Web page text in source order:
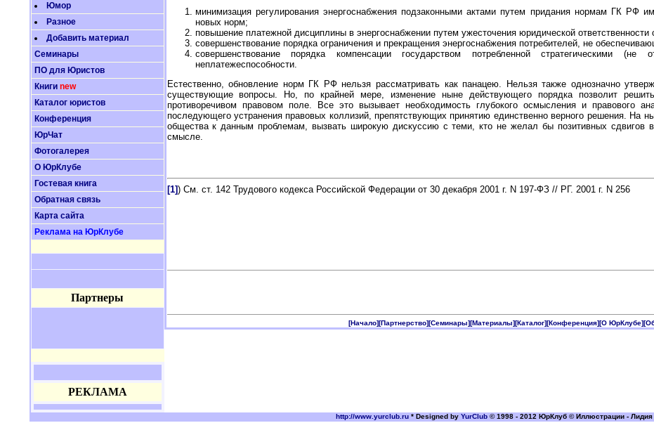
Юмор
Разное
Добавить материал
Семинары
ПО для Юристов
Книги new
Каталог юристов
Конференция
ЮрЧат
Фотогалерея
О ЮрКлубе
Гостевая книга
Обратная связь
Карта сайта
Реклама на ЮрКлубе
Партнеры
РЕКЛАМА
минимизация регулирования энергоснабжения подзаконными актами путем придания нормам ГК РФ
новых норм;
повышение платежной дисциплины в энергоснабжении путем ужесточения юридической
совершенствование порядка ограничения и прекращения энергоснабжения потребителей, не
совершенствование порядка компенсации государством потребленной стратегическими
неплатежеспособности.
Естественно, обновление норм ГК РФ нельзя рассматривать как панацею. Нельзя также однозначно
существующие вопросы. Но, по крайней мере, изменение ныне действующего порядка позволит
противоречивом правовом поле. Все это вызывает необходимость глубокого осмысления и правового
последующего устранения правовых коллизий, препятствующих принятию единственно верного решения. На
общества к данным проблемам, вызвать широкую дискуссию с теми, кто не желал бы позитивных сдвигов
смысле.
[1]) См. ст. 142 Трудового кодекса Российской Федерации от 30 декабря 2001 г. N 197-ФЗ // РГ. 2001 г. N 256
[Начало][Партнерство][Семинары][Материалы][Каталог][Конференция][О ЮрКлубе]
http://www.yurclub.ru * Designed by YurClub © 1998 - 2012 ЮрКлуб © Иллюстрации -